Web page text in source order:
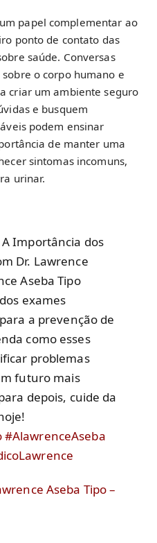
papel complementar ao
ponto de contato das
saúde. Conversas
o corpo humano e
criar um ambiente seguro
e busquem
podem ensinar
de manter uma
sintomas incomuns,
urinar.
Importância dos
Dr. Lawrence
Aseba Tipo
exames
a prevenção de
como esses
problemas
futuro mais
depois, cuide da
#AlawrenceAseba
Aseba Tipo –